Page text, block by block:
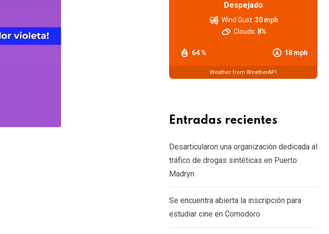
Despejado
64 % 18 mph
Wind Gust: 30 mph
Clouds: 8%
Weather from WeatherAPI
Entradas recientes
Desarticularon una organización dedicada al
tráfico de drogas sintéticas en Puerto
Madryn
Se encuentra abierta la inscripción para
estudiar cine en Comodoro